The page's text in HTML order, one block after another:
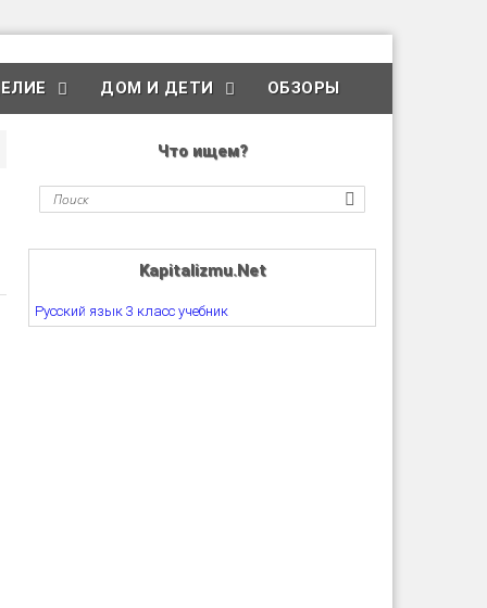
ДОМ И ДЕТИ ОБЗОРЫ
Что ищем?
Kapitalizmu.Net
Русский язык 3 класс учебник